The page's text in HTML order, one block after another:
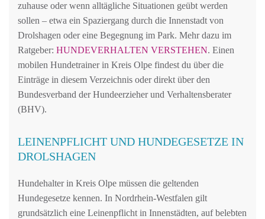
zuhause oder wenn alltägliche Situationen geübt werden
sollen – etwa ein Spaziergang durch die Innenstadt von
Drolshagen oder eine Begegnung im Park. Mehr dazu im
Ratgeber: HUNDEVERHALTEN VERSTEHEN. Einen
mobilen Hundetrainer in Kreis Olpe findest du über die
Einträge in diesem Verzeichnis oder direkt über den
Bundesverband der Hundeerzieher und Verhaltensberater
(BHV).
LEINENPFLICHT UND HUNDEGESETZE IN
DROLSHAGEN
Hundehalter in Kreis Olpe müssen die geltenden
Hundegesetze kennen. In Nordrhein-Westfalen gilt
grundsätzlich eine Leinenpflicht in Innenstädten, auf belebten